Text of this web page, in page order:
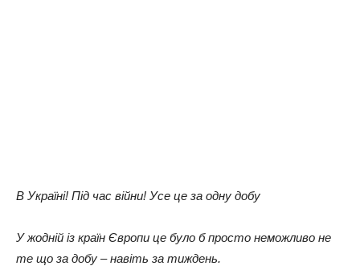
В Україні! Під час війни! Усе це за одну добу
У жодній із країн Європи це було б просто неможливо не
те що за добу – навіть за тиждень.